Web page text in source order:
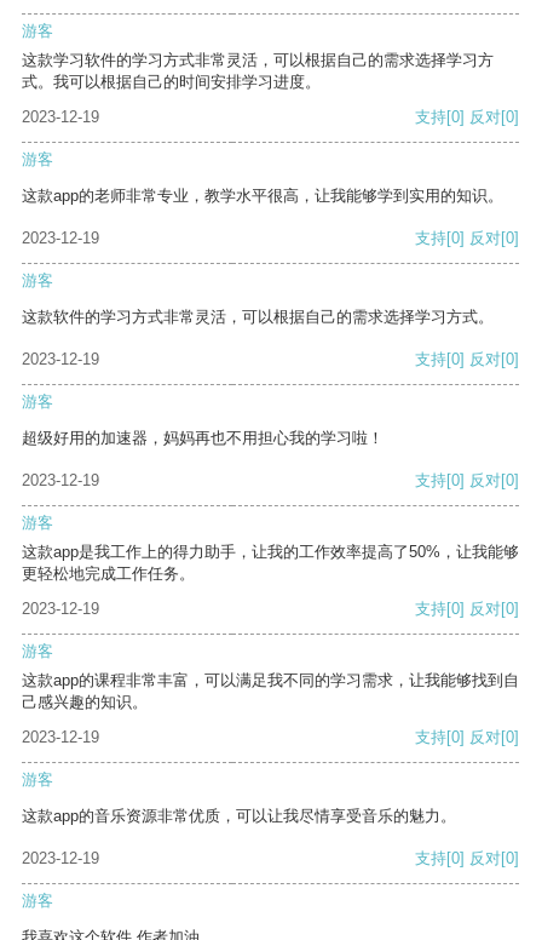
游客
这款学习软件的学习方式非常灵活，可以根据自己的需求选择学习方
式。我可以根据自己的时间安排学习进度。
2023-12-19
支持[0] 反对[0]
游客
这款app的老师非常专业，教学水平很高，让我能够学到实用的知识。
2023-12-19 支持[0] 反对[0]
游客
这款软件的学习方式非常灵活，可以根据自己的需求选择学习方式。
2023-12-19 支持[0] 反对[0]
游客
超级好用的加速器，妈妈再也不用担心我的学习啦！
2023-12-19 支持[0] 反对[0]
游客
这款app是我工作上的得力助手，让我的工作效率提高了50%，让我能够
更轻松地完成工作任务。
2023-12-19
支持[0] 反对[0]
游客
这款app的课程非常丰富，可以满足我不同的学习需求，让我能够找到自
己感兴趣的知识。
2023-12-19
支持[0] 反对[0]
游客
这款app的音乐资源非常优质，可以让我尽情享受音乐的魅力。
2023-12-19 支持[0] 反对[0]
游客